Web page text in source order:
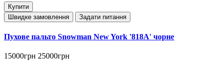
Купити
Швидке замовлення
Задати питання
Пухове пальто Snowman New York '818A' чорне
15000грн 25000грн